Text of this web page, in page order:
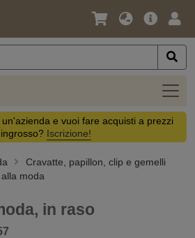
Lingua
Valuta
Offerta
e vuoi fare acquisti a prezzi
Iscrizione!
Cravatte, papillon, clip e gemelli
moda
in raso